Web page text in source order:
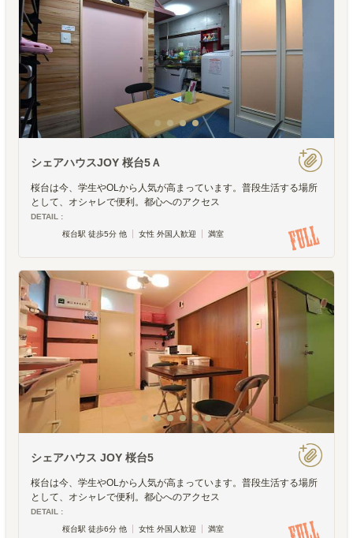
シェアハウスJOY 桜台5Ａ
桜台は今、学生やOLから人気が高まっています。普段生活する場所
として、オシャレで便利。都心へのアクセス
DETAIL :
桜台駅 徒歩5分 他
女性 外国人歓迎 満室
シェアハウス JOY 桜台5
桜台は今、学生やOLから人気が高まっています。普段生活する場所
として、オシャレで便利。都心へのアクセス
DETAIL :
桜台駅 徒歩6分 他
女性 外国人歓迎 満室